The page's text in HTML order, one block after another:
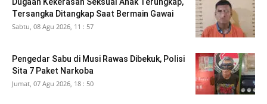
Dugaan Kekerasan Seksual Anak Terungkap,
Tersangka Ditangkap Saat Bermain Gawai
Sabtu, 08 Agu 2026, 11 : 57
Pengedar Sabu di Musi Rawas Dibekuk, Polisi
Sita 7 Paket Narkoba
Jumat, 07 Agu 2026, 18 : 50